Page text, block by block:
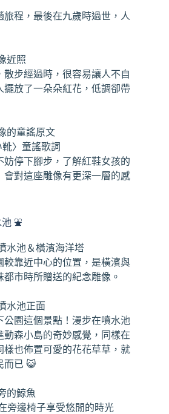
程，最後在九歲時過世，人
步經過時，很容易讓人不自
擺放了一朵朵紅花，低調卻帶
靴〉童謠歌詞
妨停下腳步，了解紅鞋女孩的
會對這座雕像有更深一層的感
⛲️
較靠近中心的位置，是橫濱與
市時所贈送的紀念雕像。
園這個景點！漫步在噴水池
森小島的奇妙感覺，同樣在
樣也佈置可愛的花花草草，就
而已 😺
旁邊椅子享受悠閒的時光